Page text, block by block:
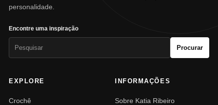
personalidade.
Encontre uma inspiração
Procurar
EXPLORE
Crochê
INFORMAÇÕES
Sobre Katia Ribeiro